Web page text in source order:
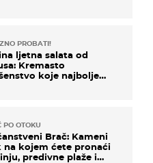
PROBATI!
ljetna salata od
Kremasto
koje najbolje
PO OTOKU
Brač: Kameni
na kojem ćete pronaći
predivne plaže i